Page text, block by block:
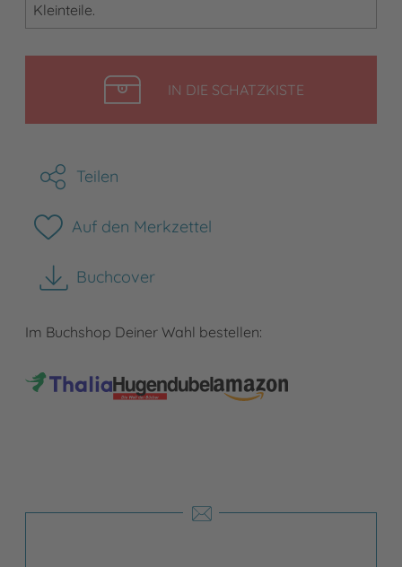
Kleinteile.
IN DIE SCHATZKISTELEGEN
Teilen
Auf den Merkzettel
Buchcover
herunterladen
Im Buchshop Deiner Wahl bestellen: